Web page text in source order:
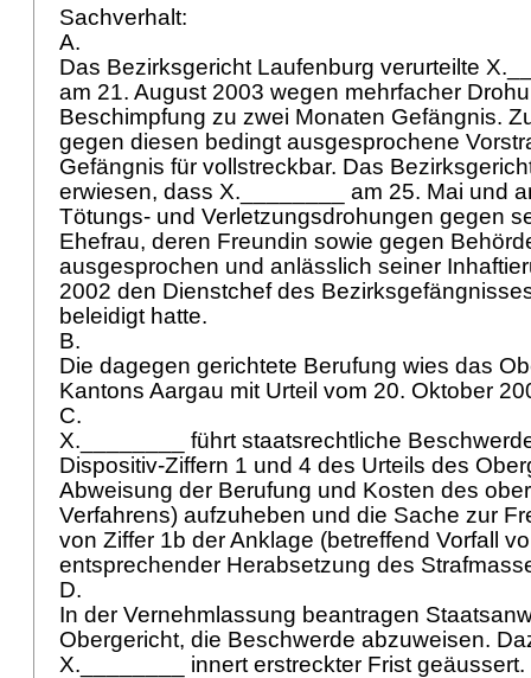
Sachverhalt:
A.
Das Bezirksgericht Laufenburg verurteilte
am 21. August 2003 wegen mehrfacher
Beschimpfung zu zwei Monaten Gefängnis.
gegen diesen bedingt ausgesprochene
Gefängnis für vollstreckbar. Das
erwiesen, dass X.________ am 25. Mai und
Tötungs- und Verletzungsdrohungen gegen
Ehefrau, deren Freundin sowie gegen
ausgesprochen und anlässlich seiner
2002 den Dienstchef des
beleidigt hatte.
B.
Die dagegen gerichtete Berufung wies das
Kantons Aargau mit Urteil vom 20. Oktober
C.
X.________ führt staatsrechtliche
Dispositiv-Ziffern 1 und 4 des Urteils des
Abweisung der Berufung und Kosten des
Verfahrens) aufzuheben und die Sache zur
von Ziffer 1b der Anklage (betreffend Vorfall
entsprechender Herabsetzung des
D.
In der Vernehmlassung beantragen
Obergericht, die Beschwerde abzuweisen.
X.________ innert erstreckter Frist geäussert.